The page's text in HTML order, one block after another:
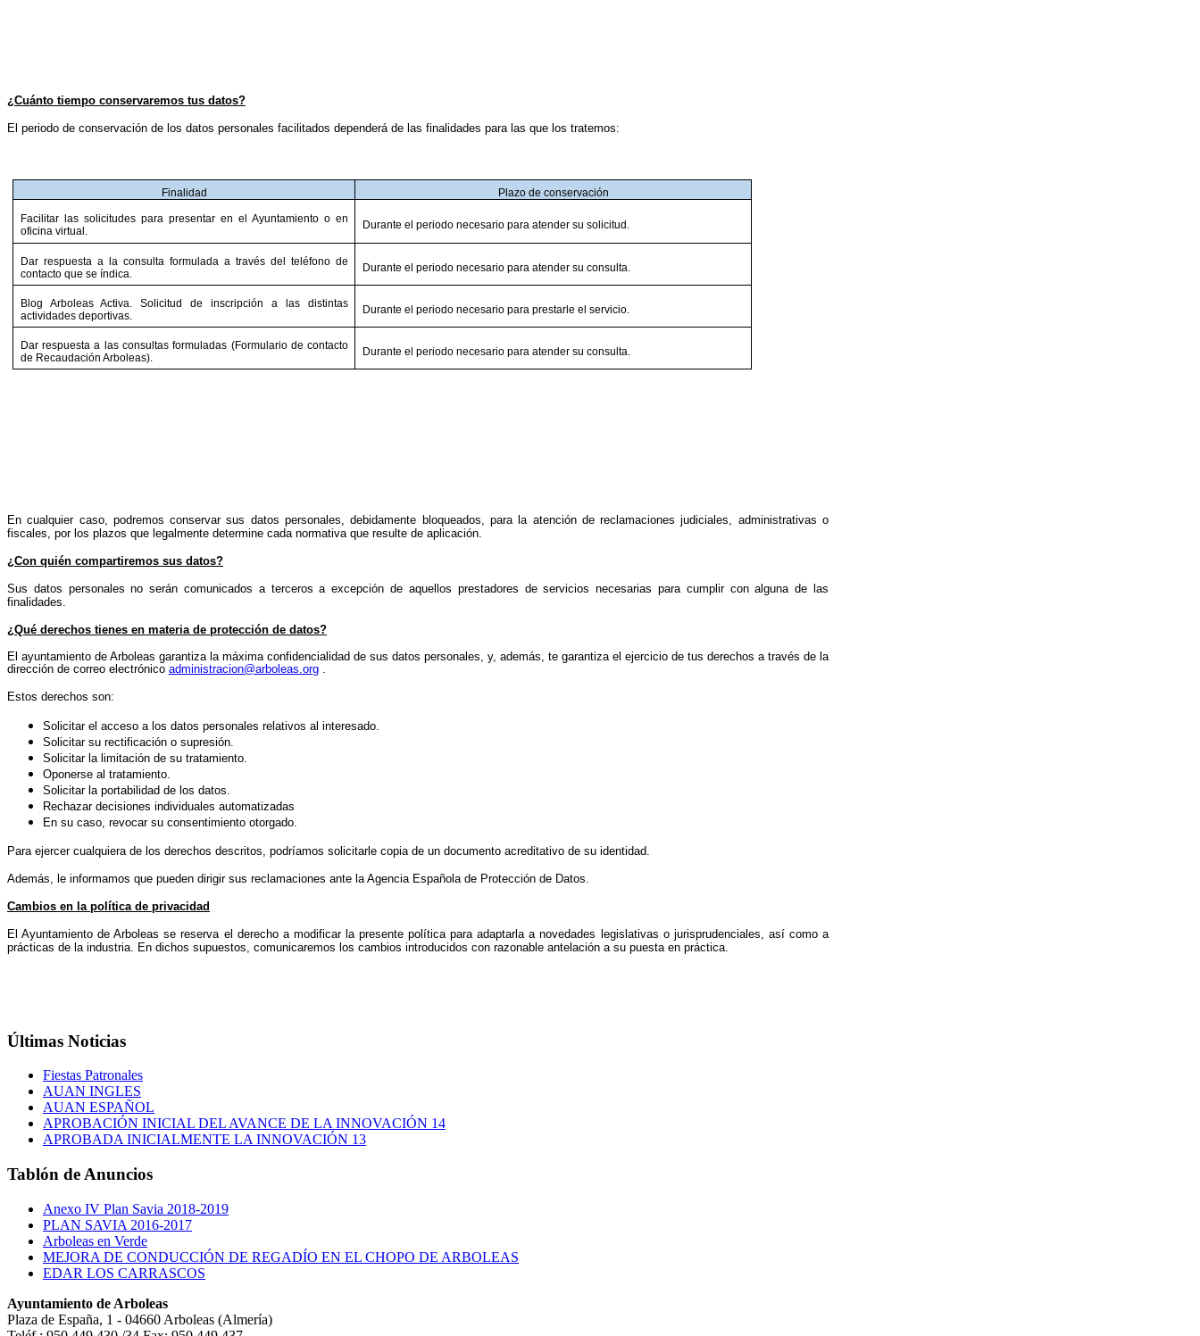
¿Cuánto tiempo conservaremos tus datos?
El periodo de conservación de los datos personales facilitados dependerá de las finalidades para las que los tratemos:
Finalidad Plazo de conservación
Facilitar las solicitudes para presentar en el Ayuntamiento o en
oficina virtual.
Durante el periodo necesario para atender su solicitud.
Dar respuesta a la consulta formulada a través del teléfono de
contacto que se índica.
Durante el periodo necesario para atender su consulta.
Blog Arboleas Activa. Solicitud de inscripción a las distintas
actividades deportivas.
Durante el periodo necesario para prestarle el servicio.
Dar respuesta a las consultas formuladas (Formulario de contacto
de Recaudación Arboleas).
Durante el periodo necesario para atender su consulta.
En cualquier caso, podremos conservar sus datos personales, debidamente bloqueados, para la atención de reclamaciones judiciales, administrativas o
fiscales, por los plazos que legalmente determine cada normativa que resulte de aplicación.
¿Con quién compartiremos sus datos?
Sus datos personales no serán comunicados a terceros a excepción de aquellos prestadores de servicios necesarias para cumplir con alguna de las
finalidades.
¿Qué derechos tienes en materia de protección de datos?
El ayuntamiento de Arboleas garantiza la máxima confidencialidad de sus datos personales, y, además, te garantiza el ejercicio de tus derechos a través de la
dirección de correo electrónico administracion@arboleas.org
Estos derechos son:
Solicitar el acceso a los datos personales relativos al interesado.
Solicitar su rectificación o supresión.
Solicitar la limitación de su tratamiento.
Oponerse al tratamiento.
Solicitar la portabilidad de los datos.
Rechazar decisiones individuales automatizadas
En su caso, revocar su consentimiento otorgado.
Para ejercer cualquiera de los derechos descritos, podríamos solicitarle copia de un documento acreditativo de su identidad.
Además, le informamos que pueden dirigir sus reclamaciones ante la Agencia Española de Protección de Datos.
Cambios en la política de privacidad
El Ayuntamiento de Arboleas se reserva el derecho a modificar la presente política para adaptarla a novedades legislativas o jurisprudenciales, así como a
prácticas de la industria. En dichos supuestos, comunicaremos los cambios introducidos con razonable antelación a su puesta en práctica.
Últimas Noticias
Fiestas Patronales
AUAN INGLES
AUAN ESPAÑOL
APROBACIÓN INICIAL DEL AVANCE DE LA INNOVACIÓN 14
APROBADA INICIALMENTE LA INNOVACIÓN 13
Tablón de Anuncios
Anexo IV Plan Savia 2018-2019
PLAN SAVIA 2016-2017
Arboleas en Verde
MEJORA DE CONDUCCIÓN DE REGADÍO EN EL CHOPO DE ARBOLEAS
EDAR LOS CARRASCOS
Ayuntamiento de Arboleas
Plaza de España, 1 - 04660 Arboleas (Almería)